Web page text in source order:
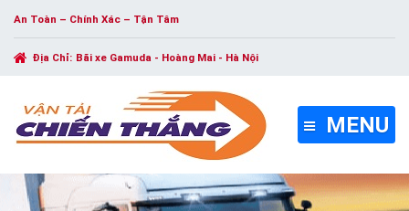
An Toàn – Chính Xác – Tận Tâm
Địa Chỉ: Bãi xe Gamuda - Hoàng Mai - Hà Nội
MENU